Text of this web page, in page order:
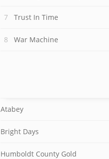
Trust In Time
War Machine
Atabey
Bright Days
Humboldt County Gold